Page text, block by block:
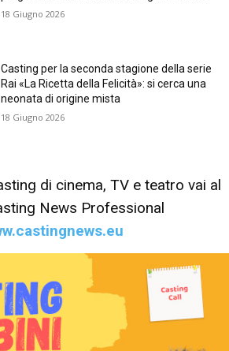
18 Giugno 2026
Casting per la seconda stagione della serie
Rai «La Ricetta della Felicità»: si cerca una
neonata di origine mista
18 Giugno 2026
di cinema, TV e teatro vai al
News Professional